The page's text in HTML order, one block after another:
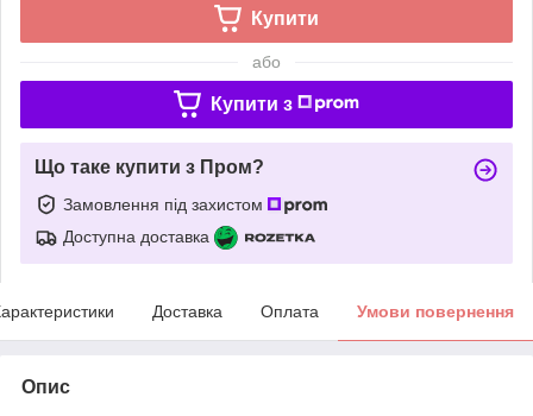
Купити
або
Купити з
Що таке купити з Пром?
Замовлення під захистом
Доступна доставка
Доставка Оплата Умови повернення
Опис